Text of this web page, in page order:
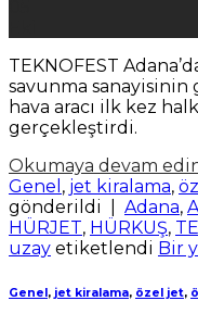
TEKNOFEST
savunma sanayisinin
hava aracı ilk kez
gerçekleştirdi.
Okumaya devam
Genel , jet kiralama,
gönderildi
Adana,
HÜRJET, HÜRKUŞ,
uzay etiketlendi Bir
Genel , jet kiralama, özel jet,